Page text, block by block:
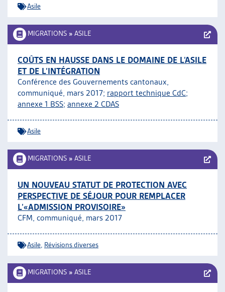
Asile
MIGRATIONS » ASILE
COÛTS EN HAUSSE DANS LE DOMAINE DE L’ASILE
ET DE L’INTÉGRATION
Conférence des Gouvernements cantonaux,
communiqué, mars 2017; rapport technique CdC;
annexe 1 BSS; annexe 2 CDAS
Asile
MIGRATIONS » ASILE
UN NOUVEAU STATUT DE PROTECTION AVEC
PERSPECTIVE DE SÉJOUR POUR REMPLACER
L’«ADMISSION PROVISOIRE»
CFM, communiqué, mars 2017
Asile Révisions diverses
MIGRATIONS » ASILE